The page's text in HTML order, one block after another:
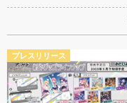
プレスリリース